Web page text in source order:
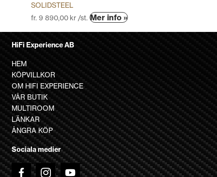
SOLIDSTEEL
fr. 9 890,00 kr /st. Mer info »Den
varianter.
De
olika
alternativen
kan
väljas
på
produktsidan
HiFi Experience AB
HEM
KÖPVILLKOR
OM HIFI EXPERIENCE
VÅR BUTIK
MULTIROOM
LÄNKAR
ÅNGRA KÖP
Sociala medier